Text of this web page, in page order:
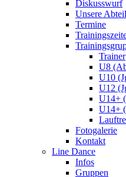
Diskusswurf
Unsere
Termine
Trainer
U8
U10
U12
U14+
U14+
Fotogalerie
Kontakt
Line Dance
Infos
Gruppen